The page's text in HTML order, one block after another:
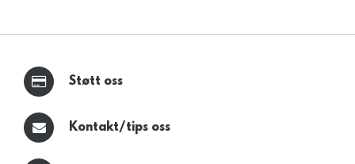
Støtt oss
Kontakt/tips oss